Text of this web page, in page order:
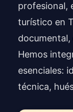
profesional,
turístico en
Hemos
esenciales:
técnica,